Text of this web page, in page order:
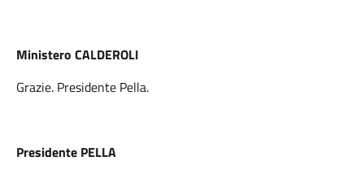
Ministero CALDEROLI
Grazie. Presidente Pella.
Presidente PELLA